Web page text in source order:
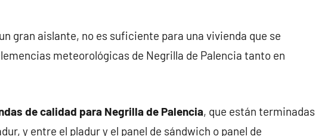
gran aislante, no es suficiente para una vivienda que se
meteorológicas de Negrilla de Palencia tanto en
de calidad para Negrilla de Palencia, que están terminadas
y entre el pladur y el panel de sándwich o panel de